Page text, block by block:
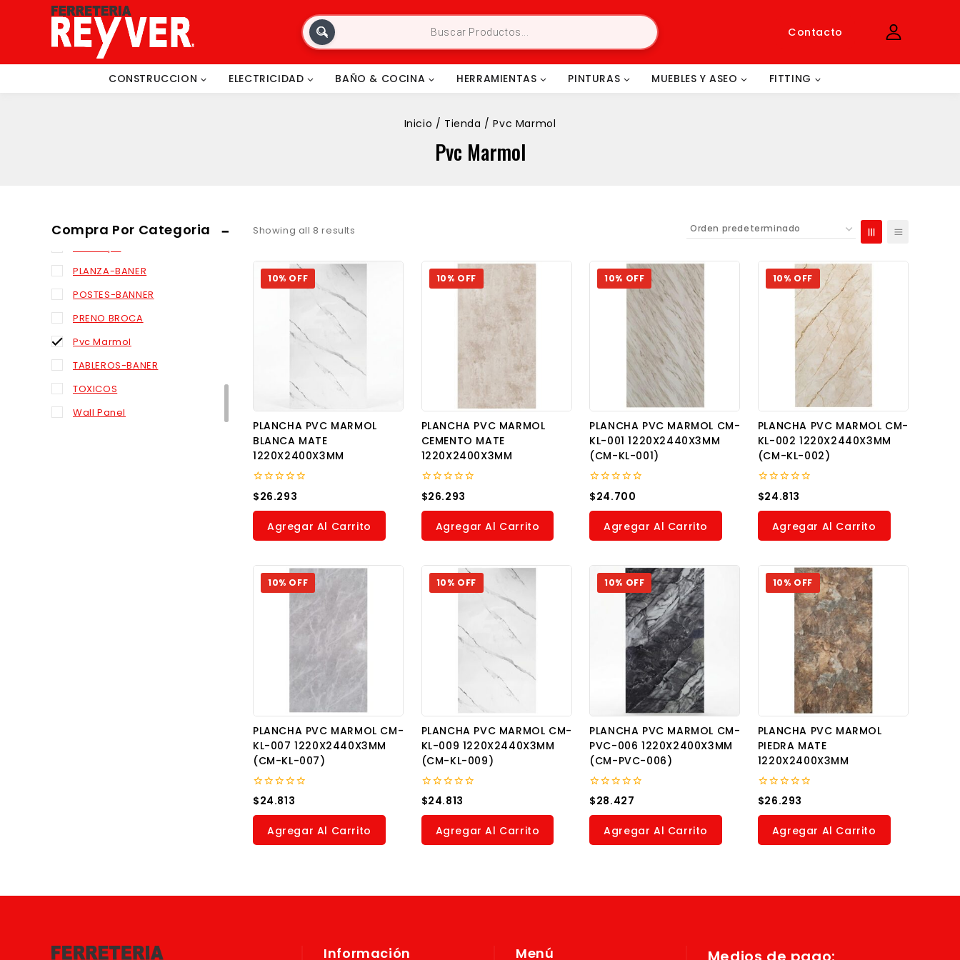
Contacto
CONSTRUCCION ELECTRICIDAD BAÑO & COCINA HERRAMIENTAS PINTURAS MUEBLES Y ASEO FITTING
Inicio / Tienda / Pvc Marmol
Pvc Marmol
Showing all 8 results
10% OFF
PLANCHA PVC MARMOL
BLANCA MATE
1220X2400X3MM
0
out
of
$26.293
Agregar Al Carrito
10% OFF
PLANCHA PVC MARMOL
CEMENTO MATE
1220X2400X3MM
0
out
of
$26.293
Agregar Al Carrito
10% OFF
PLANCHA PVC MARMOL CM-
KL-001 1220X2440X3MM
(CM-KL-001)
0
out
of
$24.700
Agregar Al Carrito
10% OFF
PLANCHA PVC MARMOL CM-
KL-002 1220X2440X3MM
(CM-KL-002)
0
out
of
$24.813
Agregar Al Carrito
10% OFF
PLANCHA PVC MARMOL CM-
KL-007 1220X2440X3MM
(CM-KL-007)
0
out
of
$24.813
Agregar Al Carrito
10% OFF
PLANCHA PVC MARMOL CM-
KL-009 1220X2440X3MM
(CM-KL-009)
0
out
of
$24.813
Agregar Al Carrito
10% OFF
PLANCHA PVC MARMOL CM-
PVC-006 1220X2400X3MM
(CM-PVC-006)
0
out
of
$28.427
Agregar Al Carrito
10% OFF
PLANCHA PVC MARMOL
PIEDRA MATE
1220X2400X3MM
0
out
of
$26.293
Agregar Al Carrito
Compra Por Categoria
new revestimiento
OTRO
OTROS
PERNO BROCA
PISCINA-BANER
PLANZA-BANER
POSTES-BANNER
PRENO BROCA
Pvc Marmol
TABLEROS-BANER
TOXICOS
Wall Panel
Información Menú